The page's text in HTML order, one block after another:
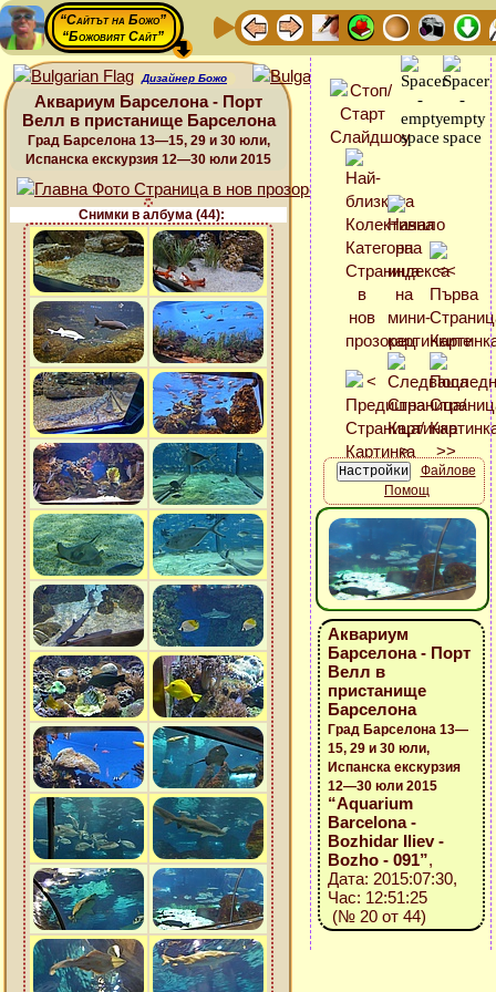
“Сайтът на Божо”
“Божовият Сайт”
Дизайнер Божо
Аквариум Барселона - Порт
Велл в пристанище Барселона
Град Барселона 13—15, 29 и 30 юли,
Испанска екскурзия 12—30 юли 2015
Снимки в албума (44):
Файлове
Помощ
Аквариум
Барселона - Порт
Велл в
пристанище
Барселона
Град Барселона 13—
15, 29 и 30 юли,
Испанска екскурзия
12—30 юли 2015
“Aquarium
Barcelona -
Bozhidar Iliev -
Bozho - 091”,
Дата: 2015:07:30,
Час: 12:51:25
(№ 20 от 44)